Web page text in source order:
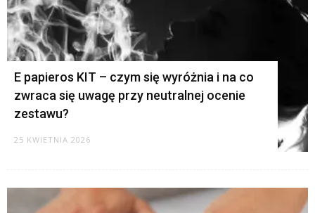
E papieros KIT – czym się wyróżnia i na co
zwraca się uwagę przy neutralnej ocenie
zestawu?
25 KWIETNIA 2026